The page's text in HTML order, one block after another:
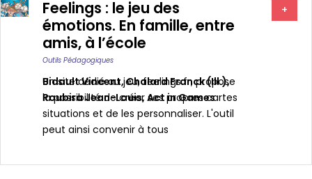
Feelings : le jeu des
émotions. En famille, entre
amis, à l’école
Outils Pédagogiques
Bidault Vincent,Chalard Franck (ill.),
Roubira Jean-Louis,Act in Games
Un site dédié au jeu, feelings.fr, propose
la possibilité de créer ses propres cartes
situations et de les personnaliser. L'outil
peut ainsi convenir à tous
+